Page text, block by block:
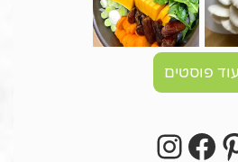
עוד פוסטים
Pinterest
Facebook